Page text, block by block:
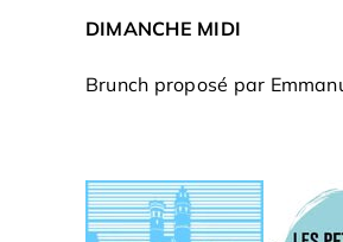
DIMANCHE MIDI
Brunch proposé par